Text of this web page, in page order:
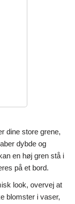
dine store grene,
dybde og
en høj gren stå i
på et bord.
look, overvej at
blomster i vaser,